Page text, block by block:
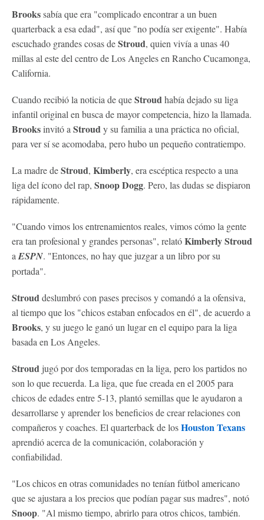
Brookssabía que era "complicado encontrar a un buen
quarterback a esa edad", así que "no podía ser exigente". Había
escuchado grandes cosas deStroud, quien vivía a unas 40
millas al este del centro de Los Angeles en Rancho Cucamonga,
California.
Cuando recibió la noticia de queStroudhabía dejado su liga
infantil original en busca de mayor competencia, hizo la llamada.
Brooksinvitó a Stroudy su familia a una práctica no oficial,
para ver sí se acomodaba, pero hubo un pequeño contratiempo.
La madre deStroud, Kimberly, era escéptica respecto a una
liga del ícono del rap, SnoopDogg. Pero, las dudas se dispiaron
rápidamente.
"Cuando vimos los entrenamientos reales, vimos cómo la gente
era tan profesional y grandes personas", relatóKimberly Stroud
a ESPN. "Entonces, no hay que juzgar a un libro por su
portada".
Strouddeslumbró con pases precisos y comandó a la ofensiva,
al tiempo que los "chicos estaban enfocados en él", de acuerdo a
Brooks, y su juego le ganó un lugar en el equipo para la liga
basada en Los Angeles.
Stroud jugó por dos temporadas en la liga, pero los partidos no
son lo que recuerda. La liga, que fue creada en el 2005 para
chicos de edades entre 5-13, plantó semillas que le ayudaron a
desarrollarse y aprender los beneficios de crear relaciones con
compañeros y coaches. El quarterback de losHouston Texans
aprendió acerca de la comunicación, colaboración y
confiabilidad.
"Los chicos en otras comunidades no tenían fútbol americano
que se ajustara a los precios que podían pagar sus madres", notó
Snoop. "Al mismo tiempo, abrirlo para otros chicos, también.